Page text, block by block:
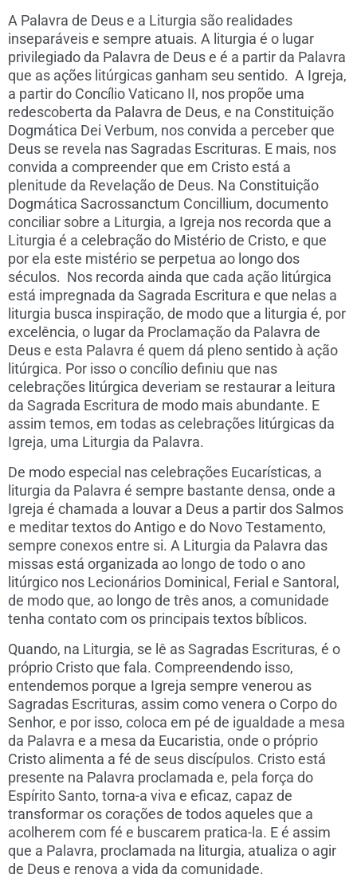
A Palavra de Deus e a Liturgia são realidades
inseparáveis e sempre atuais. A liturgia é o lugar
privilegiado da Palavra de Deus e é a partir da Palavra
que as ações litúrgicas ganham seu sentido. A Igreja,
a partir do Concílio Vaticano II, nos propõe uma
redescoberta da Palavra de Deus, e na Constituição
Dogmática Dei Verbum, nos convida a perceber que
Deus se revela nas Sagradas Escrituras. E mais, nos
convida a compreender que em Cristo está a
plenitude da Revelação de Deus. Na Constituição
Dogmática Sacrossanctum Concillium, documento
conciliar sobre a Liturgia, a Igreja nos recorda que a
Liturgia é a celebração do Mistério de Cristo, e que
por ela este mistério se perpetua ao longo dos
séculos. Nos recorda ainda que cada ação litúrgica
está impregnada da Sagrada Escritura e que nelas a
liturgia busca inspiração, de modo que a liturgia é, por
excelência, o lugar da Proclamação da Palavra de
Deus e esta Palavra é quem dá pleno sentido à ação
litúrgica. Por isso o concílio definiu que nas
celebrações litúrgica deveriam se restaurar a leitura
da Sagrada Escritura de modo mais abundante. E
assim temos, em todas as celebrações litúrgicas da
Igreja, uma Liturgia da Palavra.
De modo especial nas celebrações Eucarísticas, a
liturgia da Palavra é sempre bastante densa, onde a
Igreja é chamada a louvar a Deus a partir dos Salmos
e meditar textos do Antigo e do Novo Testamento,
sempre conexos entre si. A Liturgia da Palavra das
missas está organizada ao longo de todo o ano
litúrgico nos Lecionários Dominical, Ferial e Santoral,
de modo que, ao longo de três anos, a comunidade
tenha contato com os principais textos bíblicos.
Quando, na Liturgia, se lê as Sagradas Escrituras, é o
próprio Cristo que fala. Compreendendo isso,
entendemos porque a Igreja sempre venerou as
Sagradas Escrituras, assim como venera o Corpo do
Senhor, e por isso, coloca em pé de igualdade a mesa
da Palavra e a mesa da Eucaristia, onde o próprio
Cristo alimenta a fé de seus discípulos. Cristo está
presente na Palavra proclamada e, pela força do
Espírito Santo, torna-a viva e eficaz, capaz de
transformar os corações de todos aqueles que a
acolherem com fé e buscarem pratica-la. E é assim
que a Palavra, proclamada na liturgia, atualiza o agir
de Deus e renova a vida da comunidade.